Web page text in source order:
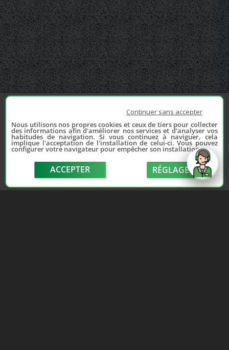
Continuer sans accepter
Nous utilisons nos propres cookies et ceux de tiers pour collecter
des informations afin d'améliorer nos services et d'analyser vos
habitudes de navigation. Si vous continuez à naviguer, cela
implique l'acceptation de l'installation de celui-ci. Vous pouvez
configurer votre navigateur pour empêcher son installation.
ACCEPTER RÉGLAGE